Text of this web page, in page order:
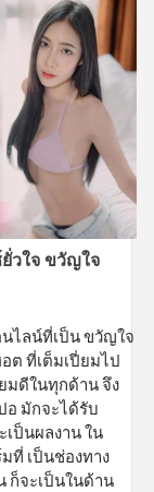
วใจ ขวัญใจ
นไลน์ที่เป็น ขวัญใจ
ต ที่เต็มเปี่ยมไป
มดีในทุกด้าน จึง
อ มักจะได้รับ
ป็นผลงาน ใน
ที่ เป็นช่องทาง
ก็จะเป็นในด้าน